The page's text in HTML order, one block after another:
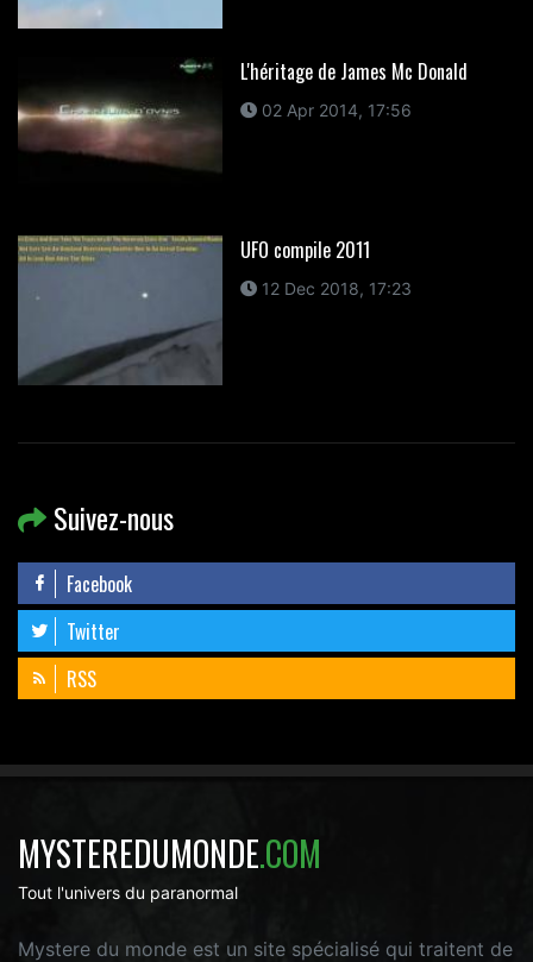
L'héritage de James Mc Donald
02 Apr 2014, 17:56
UFO compile 2011
12 Dec 2018, 17:23
Suivez-nous
Facebook
Twitter
RSS
MYSTEREDUMONDE.COM
Tout l'univers du paranormal
Mystere du monde est un site spécialisé qui traitent de